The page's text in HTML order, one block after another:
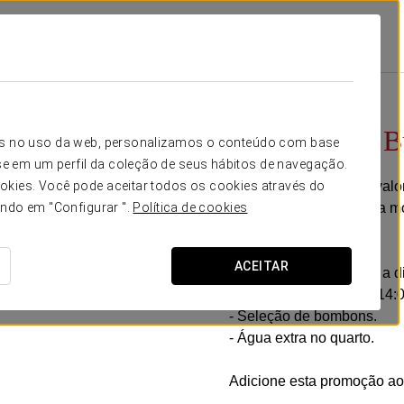
uso da web, personalizamos o conteúdo com base
um perfil da coleção de seus hábitos de navegação.
Você pode aceitar todos os cookies através do
em "Configurar ". Política de cookies
ACEITAR
Experiência
Concebida para quem
um conforto extra a cada
Inclui:
- Early check-in (sujeito a
- Late check-out até às
- Seleção de bombons.
- Água extra no quarto.
Adicione esta promoção